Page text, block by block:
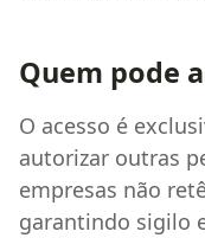
Quem pode
O acesso é
autorizar outras
empresas não
garantindo sigilo